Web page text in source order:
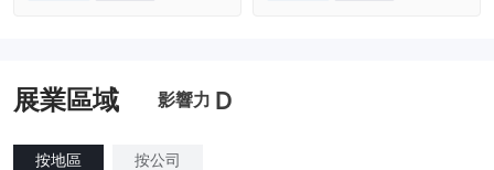
展業區域 影響力 D
按地區 按公司